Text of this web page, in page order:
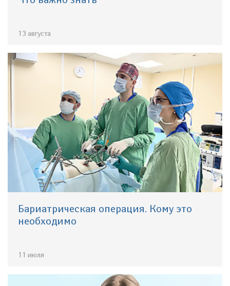
13 августа
Бариатрическая операция. Кому это
необходимо
11 июля